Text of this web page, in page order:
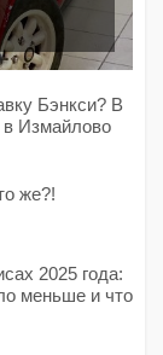
Бэнкси? В
в Измайлово
же?!
2025 года:
меньше и что